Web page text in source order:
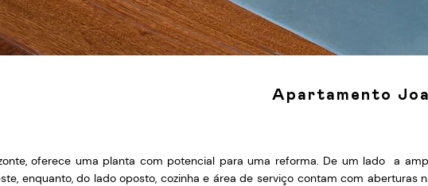
Apartamento
oferece uma planta com potencial para uma reforma. De um lado a
enquanto, do lado oposto, cozinha e área de serviço contam com aberturas